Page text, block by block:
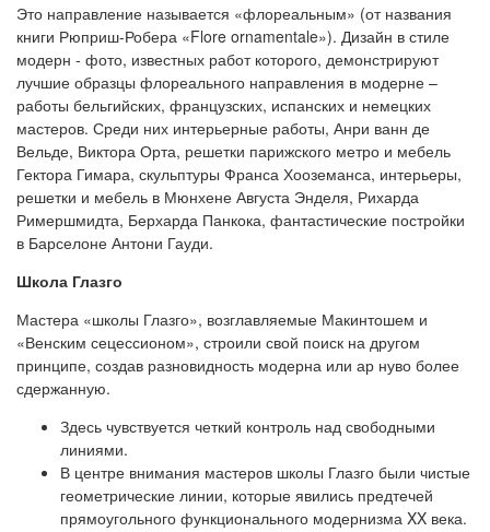
Это направление называется «флореальным» (от названия
книги Рюприш-Робера «Flore ornamentale»). Дизайн в стиле
модерн - фото, известных работ которого, демонстрируют
лучшие образцы флореального направления в модерне –
работы бельгийских, французских, испанских и немецких
мастеров. Среди них интерьерные работы, Анри ванн де
Вельде, Виктора Орта, решетки парижского метро и мебель
Гектора Гимара, скульптуры Франса Хооземанса, интерьеры,
решетки и мебель в Мюнхене Августа Энделя, Рихарда
Римершмидта, Берхарда Панкока, фантастические постройки
в Барселоне Антони Гауди.
Школа Глазго
Мастера «школы Глазго», возглавляемые Макинтошем и
«Венским сецессионом», строили свой поиск на другом
принципе, создав разновидность модерна или ар нуво более
сдержанную.
Здесь чувствуется четкий контроль над свободными
линиями.
В центре внимания мастеров школы Глазго были чистые
геометрические линии, которые явились предтечей
прямоугольного функционального модернизма XX века.